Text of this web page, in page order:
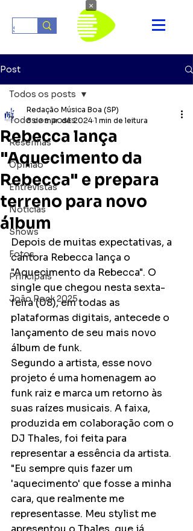
Post
Todos os posts
Resenhas
Opinião
Entrevistas
Notícias
Shows
Fotos
Principais
João Rock 2025
Todos os posts
Rebecca lança
"Aquecimento da
Rebecca" e prepara
terreno para novo
álbum
Redação Música Boa (SP)
8 de mar. de 2024 1 min de leitura
Depois de muitas expectativas, a
cantora Rebecca lança o
"Aquecimento da Rebecca". O
single que chegou nesta sexta-
feira (08), em todas as
plataformas digitais, antecede o
lançamento de seu mais novo
álbum de funk.
Segundo a artista, esse novo
projeto é uma homenagem ao
funk raiz e marca um retorno às
suas raízes musicais. A faixa,
produzida em colaboração com o
DJ Thales, foi feita para
representar a essência da artista.
"Eu sempre quis fazer um
'aquecimento' que fosse a minha
cara, que realmente me
representasse. Meu stylist me
×